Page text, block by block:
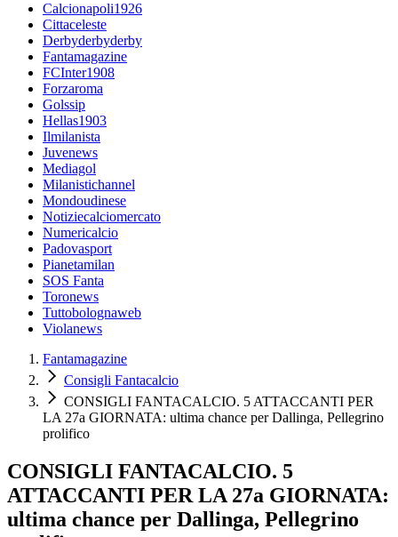
Calcionapoli1926
Cittaceleste
Derbyderbyderby
Fantamagazine
FCInter1908
Forzaroma
Golssip
Hellas1903
Ilmilanista
Juvenews
Mediagol
Milanistichannel
Mondoudinese
Notiziecalciomercato
Numericalcio
Padovasport
Pianetamilan
SOS Fanta
Toronews
Tuttobolognaweb
Violanews
Fantamagazine
Consigli Fantacalcio
CONSIGLI FANTACALCIO. 5 ATTACCANTI PER
LA 27a GIORNATA: ultima chance per Dallinga, Pellegrino
prolifico
CONSIGLI FANTACALCIO. 5
ATTACCANTI PER LA 27a GIORNATA:
ultima chance per Dallinga, Pellegrino